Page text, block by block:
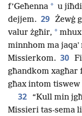
f’Geħenna * u
dejjem. 29 Żewġ
valur żgħir, *
minnhom ma
Missierkom. 30
għandkom xagħar
għax intom
32
“Kull min
Missieri tas-sema